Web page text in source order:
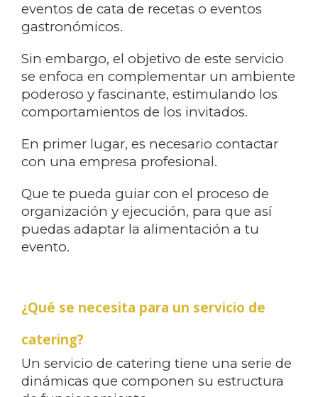
eventos de cata de recetas o eventos
gastronómicos.
Sin embargo, el objetivo de este servicio
se enfoca en complementar un ambiente
poderoso y fascinante, estimulando los
comportamientos de los invitados.
En primer lugar, es necesario contactar
con una empresa profesional.
Que te pueda guiar con el proceso de
organización y ejecución, para que así
puedas adaptar la alimentación a tu
evento.
¿Qué se necesita para un servicio de
catering?
Un servicio de catering tiene una serie de
dinámicas que componen su estructura